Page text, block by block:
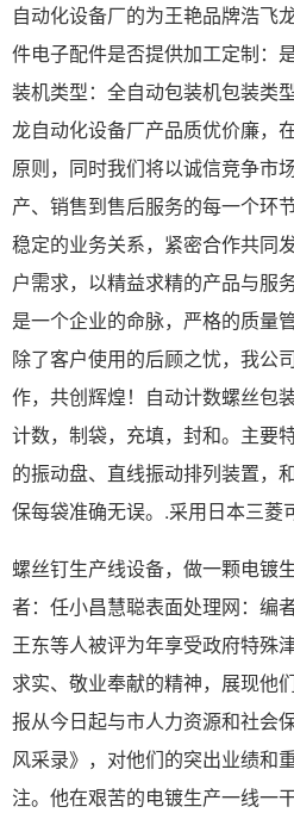
自动化设备厂的为王艳品牌浩飞
件电子配件是否提供加工定制：
装机类型：全自动包装机包装类
龙自动化设备厂产品质优价廉，
原则，同时我们将以诚信竞争市
产、销售到售后服务的每一个环
稳定的业务关系，紧密合作共同
户需求，以精益求精的产品与服
是一个企业的命脉，严格的质量
除了客户使用的后顾之忧，我公
作，共创辉煌！自动计数螺丝包
计数，制袋，充填，封和。主要
的振动盘、直线振动排列装置，
保每袋准确无误。.采用日本三菱
螺丝钉生产线设备，做一颗电镀
者：任小昌慧聪表面处理网：编
王东等人被评为年享受政府特殊
求实、敬业奉献的精神，展现他
报从今日起与市人力资源和社会
风采录》，对他们的突出业绩和
注。他在艰苦的电镀生产一线一